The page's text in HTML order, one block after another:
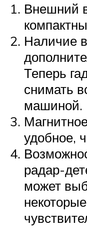
Внешний
Наличие
Теперь
снимать
машиной.
удобное,
радар-
может